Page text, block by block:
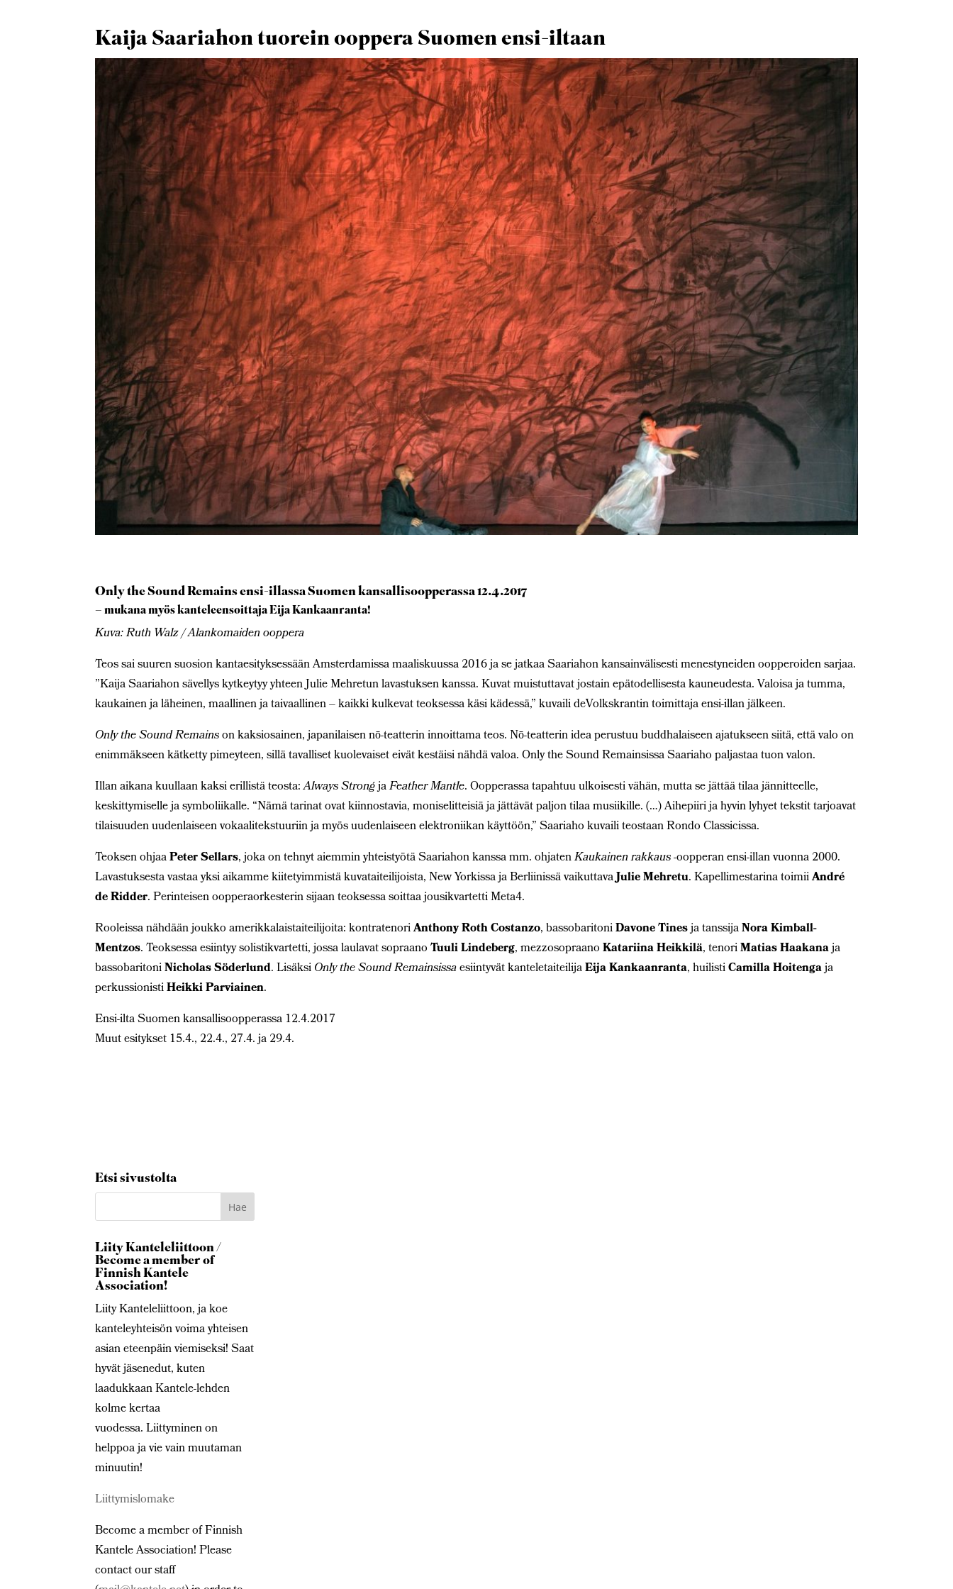
Kaija Saariahon tuorein ooppera Suomen ensi-iltaan
Only the Sound Remains ensi-illassa Suomen kansallisoopperassa 12.4.2017
– mukana myös kanteleensoittaja Eija Kankaanranta!
Kuva: Ruth Walz / Alankomaiden ooppera
Teos sai suuren suosion kantaesityksessään Amsterdamissa maaliskuussa 2016 ja se jatkaa Saariahon kansainvälisesti menestyneiden oopperoiden sarjaa.
”Kaija Saariahon sävellys kytkeytyy yhteen Julie Mehretun lavastuksen kanssa. Kuvat muistuttavat jostain epätodellisesta kauneudesta. Valoisa ja tumma,
kaukainen ja läheinen, maallinen ja taivaallinen – kaikki kulkevat teoksessa käsi kädessä,” kuvaili deVolkskrantin toimittaja ensi-illan jälkeen.
Only the Sound Remainson kaksiosainen, japanilaisen nō-teatterin innoittama teos. Nō-teatterin idea perustuu buddhalaiseen ajatukseen siitä, että valo on
enimmäkseen kätketty pimeyteen, sillä tavalliset kuolevaiset eivät kestäisi nähdä valoa. Only the Sound Remainsissa Saariaho paljastaa tuon valon.
Illan aikana kuullaan kaksi erillistä teosta:Always StrongjaFeather Mantle. Oopperassa tapahtuu ulkoisesti vähän, mutta se jättää tilaa jännitteelle,
keskittymiselle ja symboliikalle. “Nämä tarinat ovat kiinnostavia, moniselitteisiä ja jättävät paljon tilaa musiikille. (…) Aihepiiri ja hyvin lyhyet tekstit tarjoavat
tilaisuuden uudenlaiseen vokaalitekstuuriin ja myös uudenlaiseen elektroniikan käyttöön,” Saariaho kuvaili teostaan Rondo Classicissa.
Teoksen ohjaaPeter Sellars, joka on tehnyt aiemmin yhteistyötä Saariahon kanssa mm. ohjatenKaukainen rakkaus-oopperan ensi-illan vuonna 2000.
Lavastuksesta vastaa yksi aikamme kiitetyimmistä kuvataiteilijoista, New Yorkissa ja Berliinissä vaikuttavaJulie Mehretu. Kapellimestarina toimiiAndré
de Ridder. Perinteisen oopperaorkesterin sijaan teoksessa soittaa jousikvartetti Meta4.
Rooleissa nähdään joukko amerikkalaistaiteilijoita: kontratenoriAnthony Roth Costanzo, bassobaritoniDavone Tinesja tanssijaNora Kimball-
Mentzos. Teoksessa esiintyy solistikvartetti, jossa laulavat sopraanoTuuli Lindeberg, mezzosopraanoKatariina Heikkilä, tenoriMatias Haakanaja
bassobaritoniNicholas Söderlund. LisäksiOnly the Sound Remainsissaesiintyvät kanteletaiteilijaEija Kankaanranta, huilistiCamilla Hoitengaja
perkussionistiHeikki Parviainen.
Ensi-ilta Suomen kansallisoopperassa 12.4.2017
Muut esitykset 15.4., 22.4., 27.4. ja 29.4.
Etsi sivustolta
Liity Kanteleliittoon /
Become a member of
Finnish Kantele
Association!
Liity Kanteleliittoon, ja koe
kanteleyhteisön voima yhteisen
asian eteenpäin viemiseksi! Saat
hyvät jäsenedut, kuten
laadukkaan Kantele-lehden
kolme kertaa
vuodessa. Liittyminen on
helppoa ja vie vain muutaman
minuutin!
Liittymislomake
Become a member of Finnish
Kantele Association! Please
contact our staff